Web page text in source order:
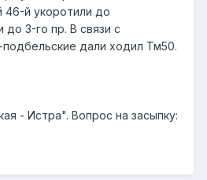
46-й укоротили до
3-го пр. В связи с
дали ходил Тм50.
- Истра". Вопрос на засыпку: